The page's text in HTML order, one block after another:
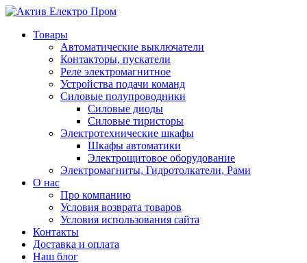
Товары
Автоматические выключатели
Контакторы, пускатели
Реле электромагнитное
Устройства подачи команд
Силовые полупроводники
Силовые диоды
Силовые тиристоры
Электротехнические шкафы
Шкафы автоматики
Электрощитовое оборудование
Электромагниты, Гидротолкатели, Рами
О нас
Про компанию
Условия возврата товаров
Условия использования сайта
Контакты
Доставка и оплата
Наш блог